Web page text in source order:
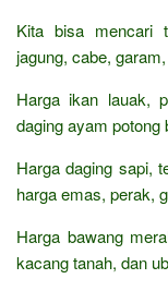
Kita bisa mencari
jagung, cabe,
Harga ikan lauak,
daging ayam potong
Harga daging sapi,
harga emas, perak,
Harga bawang
kacang tanah, dan